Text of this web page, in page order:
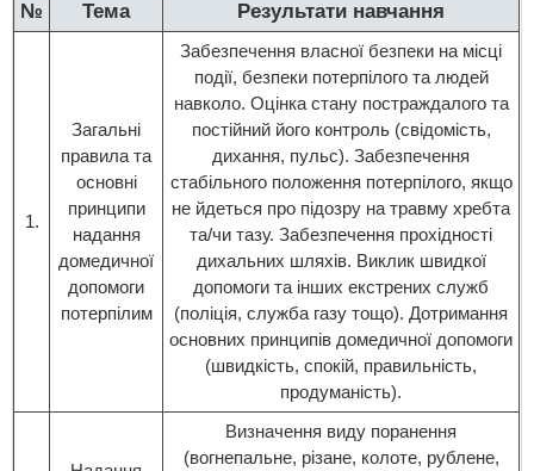
№ Тема Результати навчання
1.
Загальні
правила та
основні
принципи
надання
домедичної
допомоги
потерпілим
Забезпечення власної безпеки на місці
події, безпеки потерпілого та людей
навколо. Оцінка стану постраждалого та
постійний його контроль (свідомість,
дихання, пульс). Забезпечення
стабільного положення потерпілого, якщо
не йдеться про підозру на травму хребта
та/чи тазу. Забезпечення прохідності
дихальних шляхів. Виклик швидкої
допомоги та інших екстрених служб
(поліція, служба газу тощо). Дотримання
основних принципів домедичної допомоги
(швидкість, спокій, правильність,
продуманість).
Визначення виду поранення
(вогнепальне, різане, колоте, рублене,